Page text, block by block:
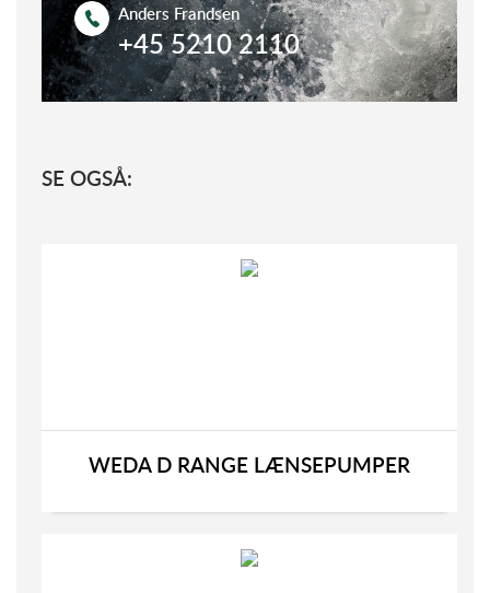
Anders Frandsen
+45 5210 2110
SE OGSÅ:
WEDA D RANGE LÆNSEPUMPER